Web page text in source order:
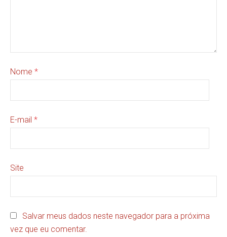
Nome *
E-mail *
Site
Salvar meus dados neste navegador para a próxima
vez que eu comentar.